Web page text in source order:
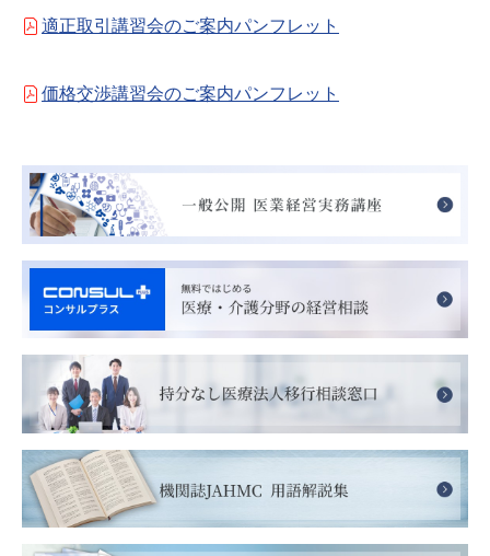
適正取引講習会のご案内パンフレット
価格交渉講習会のご案内パンフレット